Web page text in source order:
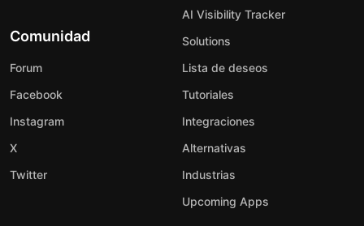
Comunidad
Forum
Facebook
Instagram
X
Twitter
AI Visibility Tracker
Solutions
Lista de deseos
Tutoriales
Integraciones
Alternativas
Industrias
Upcoming Apps